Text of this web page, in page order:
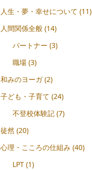
人生・夢・幸せについて (11)
人間関係全般 (14)
パートナー(3)
職場(3)
和みのヨーガ(2)
子ども・子育て (24)
不登校体験記(7)
徒然 (20)
心理・こころの仕組み (40)
LPT(1)